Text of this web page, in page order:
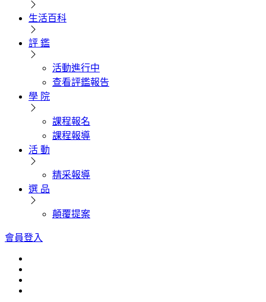
生活百科
評 鑑
活動進行中
查看評鑑報告
學 院
課程報名
課程報導
活 動
精采報導
選 品
顛覆提案
會員登入